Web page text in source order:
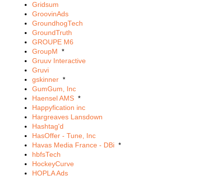
Gridsum
GroovinAds
GroundhogTech
GroundTruth
GROUPE M6
GroupM *
Gruuv Interactive
Gruvi
gskinner *
GumGum, Inc
Haensel AMS *
Happyfication inc
Hargreaves Lansdown
Hashtag'd
HasOffer - Tune, Inc
Havas Media France - DBi *
hbfsTech
HockeyCurve
HOPLA Ads